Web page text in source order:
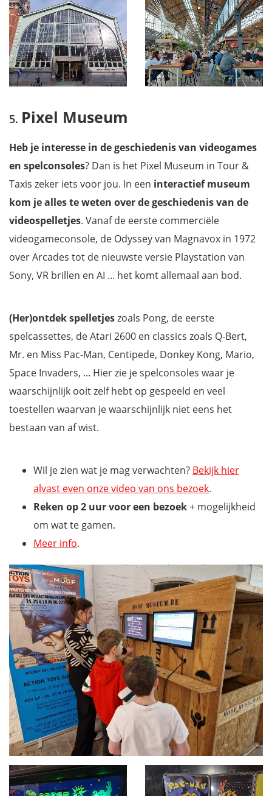
Pixel Museum
Heb je interesse in de geschiedenis van videogames
en spelconsoles? Dan is het Pixel Museum in Tour &
Taxis zeker iets voor jou. In een interactief museum
kom je alles te weten over de geschiedenis van de
videospelletjes. Vanaf de eerste commerciële
videogameconsole, de Odyssey van Magnavox in 1972
over Arcades tot de nieuwste versie Playstation van
Sony, VR brillen en AI ... het komt allemaal aan bod.
(Her)ontdek spelletjeszoals Pong, de eerste
spelcassettes, de Atari 2600 en classics zoals Q-Bert,
Mr. en Miss Pac-Man, Centipede, Donkey Kong, Mario,
Space Invaders, ... Hier zie je spelconsoles waar je
waarschijnlijk ooit zelf hebt op gespeeld en veel
toestellen waarvan je waarschijnlijk niet eens het
bestaan van af wist.
Wil je zien wat je mag verwachten? Bekijk hier
alvast even onze video van ons bezoek.
Reken op 2 uur voor een bezoek+ mogelijkheid
om wat te gamen.
Meer info.